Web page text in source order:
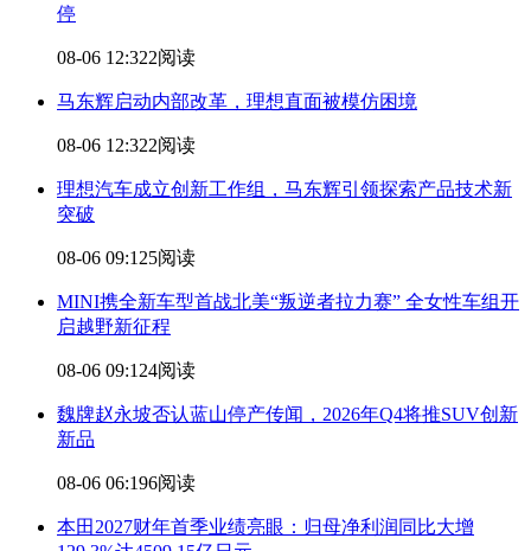
停
08-06 12:322阅读
马东辉启动内部改革，理想直面被模仿困境
08-06 12:322阅读
理想汽车成立创新工作组，马东辉引领探索产品技术新
突破
08-06 09:125阅读
MINI携全新车型首战北美“叛逆者拉力赛” 全女性车组开
启越野新征程
08-06 09:124阅读
魏牌赵永坡否认蓝山停产传闻，2026年Q4将推SUV创新
新品
08-06 06:196阅读
本田2027财年首季业绩亮眼：归母净利润同比大增